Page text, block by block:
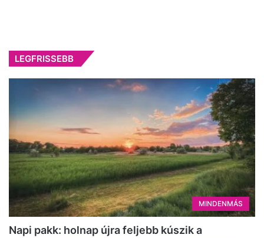
LEGFRISSEBB
MINDENMÁS
Napi pakk: holnap újra feljebb kúszik a